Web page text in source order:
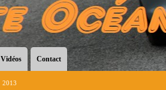
Vidéos Contact
2013